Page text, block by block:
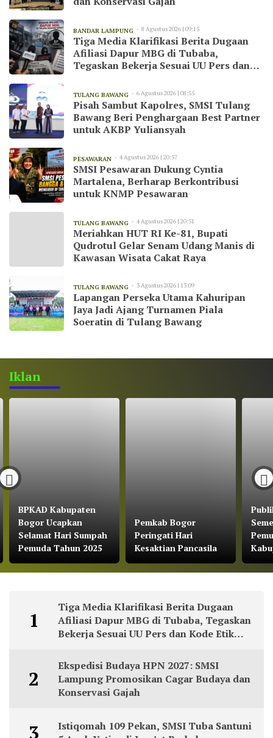
BANDAR LAMPUNG 8 Agustus 2026 | 09:15
Tiga Media Klarifikasi Berita Dugaan
Afiliasi Dapur MBG di Tubaba,
Tegaskan Bekerja Sesuai UU Pers dan
TULANG BAWANG 6 Agustus 2026 | 08:55
Pisah Sambut Kapolres, SMSI Tulang
Bawang Beri Penghargaan Best Partner
untuk AKBP Yuliansyah
PESAWARAN 4 Agustus 2026 | 20:57
SMSI Pesawaran Dukung Cyntia
Martalena, Berharap Berkontribusi
untuk KNMP Pesawaran
TULANG BAWANG 4 Agustus 2026 | 20:51
Meriahkan HUT RI Ke-81, Bupati
Qudrotul Gelar Senam Udang Manis di
Kawasan Wisata Cakat Raya
TULANG BAWANG 3 Agustus 2026 | 13:09
Lapangan Perseka Utama Kahuripan
Jaya Jadi Ajang Turnamen Piala
Soeratin di Tulang Bawang
Iklan
BPKAD Kabupaten
Bogor Ucapkan
Selamat Hari Sumpah
Pemuda Tahun 2025
Pemkab Bogor
Peringati Hari
Kesaktian Pancasila
1
Tiga Media Klarifikasi Berita Dugaan
Afiliasi Dapur MBG di Tubaba, Tegaskan
Bekerja Sesuai UU Pers dan Kode Etik
2
Ekspedisi Budaya HPN 2027: SMSI
Lampung Promosikan Cagar Budaya dan
Konservasi Gajah
3
Istiqomah 109 Pekan, SMSI Tuba Santuni